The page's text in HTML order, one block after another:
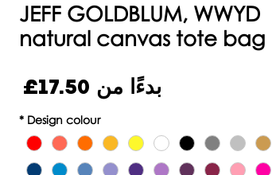
JEFF GOLDBLUM, WWYD
natural canvas tote bag
بدءًا من 17.50£
البيع Design colour
*